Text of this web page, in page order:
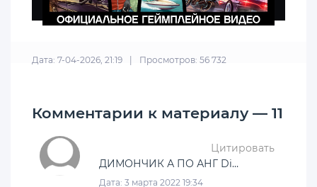
Дата: 7-04-2026, 21:19 Просмотров: 56 732
Комментарии к материалу — 11
Цитировать
ДИМОНЧИК А ПО АНГ Dima.EXE
Дата: 3 марта 2022 19:34